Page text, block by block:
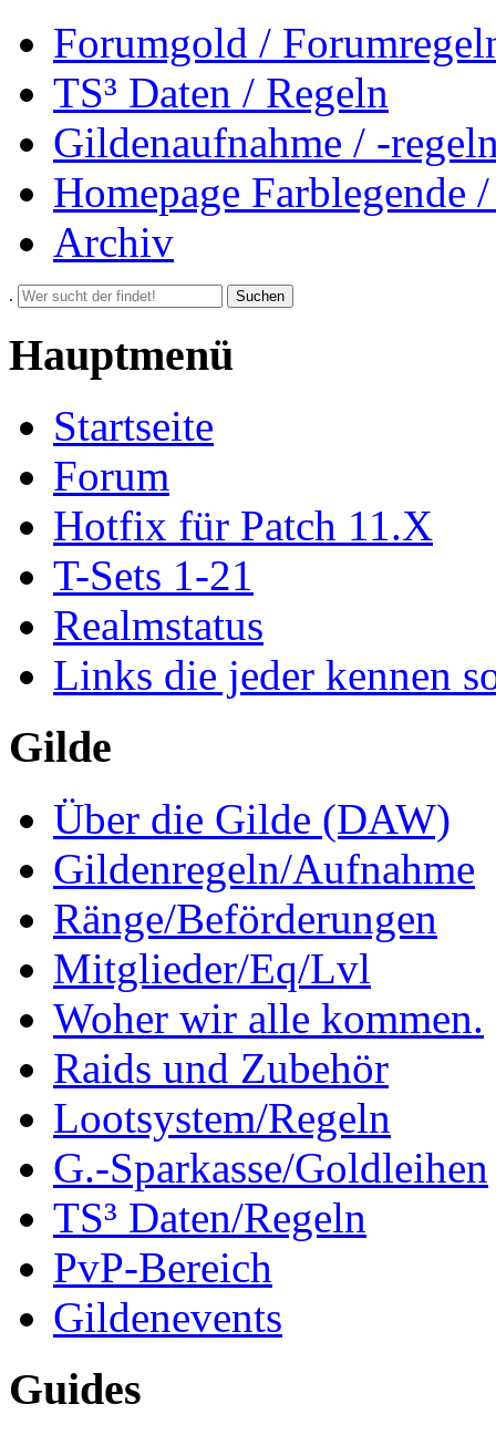
Forumgold /
TS³ Daten / Regeln
Gildenaufnahme / -
Homepage Farblegende
Archiv
. Suchen
Hauptmenü
Startseite
Forum
Hotfix für Patch 11.X
T-Sets 1-21
Realmstatus
Links die jeder kennen
Gilde
Über die Gilde (DAW)
Gildenregeln/Aufnahme
Ränge/Beförderungen
Mitglieder/Eq/Lvl
Woher wir alle kommen.
Raids und Zubehör
Lootsystem/Regeln
G.-Sparkasse/Goldleihen
TS³ Daten/Regeln
PvP-Bereich
Gildenevents
Guides